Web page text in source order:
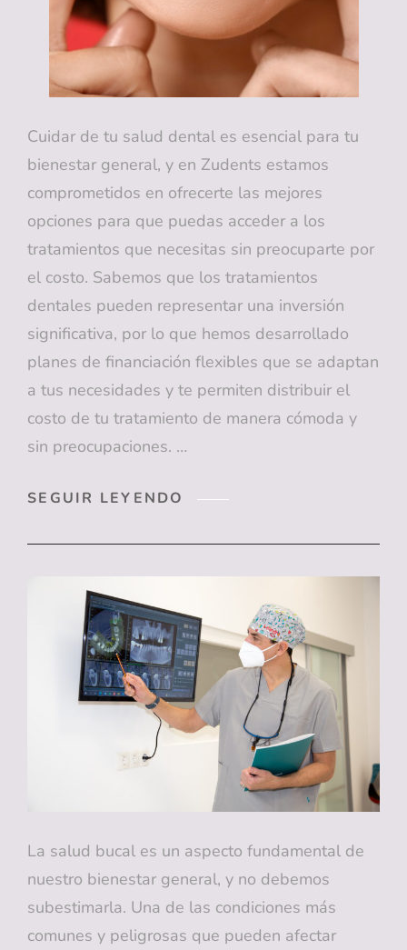
Cuidar de tu salud dental es esencial para tu
bienestar general, y en Zudents estamos
comprometidos en ofrecerte las mejores
opciones para que puedas acceder a los
tratamientos que necesitas sin preocuparte por
el costo. Sabemos que los tratamientos
dentales pueden representar una inversión
significativa, por lo que hemos desarrollado
planes de financiación flexibles que se adaptan
a tus necesidades y te permiten distribuir el
costo de tu tratamiento de manera cómoda y
sin preocupaciones. …
SEGUIR LEYENDO
FINANCIACIÓN
INTERESES
PARA
TRATAMIENTOS
DENTALES
EN
ALICANTE
La salud bucal es un aspecto fundamental de
nuestro bienestar general, y no debemos
subestimarla. Una de las condiciones más
comunes y peligrosas que pueden afectar